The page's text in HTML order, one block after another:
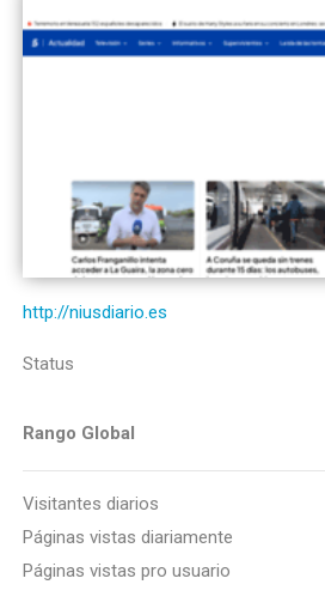
http://niusdiario.es
Status
Rango Global
Visitantes diarios
Páginas vistas diariamente
Páginas vistas pro usuario